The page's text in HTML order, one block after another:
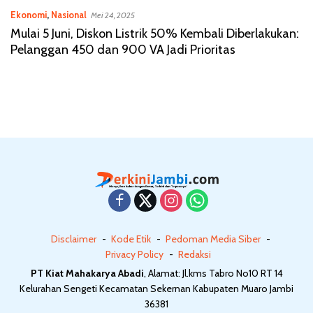
Ekonomi, Nasional Mei 24, 2025
Mulai 5 Juni, Diskon Listrik 50% Kembali Diberlakukan:
Pelanggan 450 dan 900 VA Jadi Prioritas
Disclaimer Kode Etik
Pedoman Media Siber
Privacy Policy
Redaksi
PT Kiat Mahakarya Abadi, Alamat: Jl.kms Tabro No10 RT 14
Kelurahan Sengeti Kecamatan Sekernan Kabupaten Muaro Jambi
36381